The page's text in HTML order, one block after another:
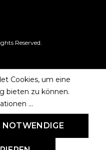
Reserved.
Cookies, um eine
bieten zu können.
...
NOTWENDIGE